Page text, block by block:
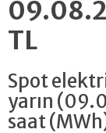
TL
Spot
yarın
saat